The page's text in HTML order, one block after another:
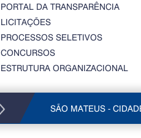
PORTAL DA TRANSPARÊNCIA
LICITAÇÕES
PROCESSOS SELETIVOS
CONCURSOS
ESTRUTURA ORGANIZACIONAL
SÃO MATEUS -